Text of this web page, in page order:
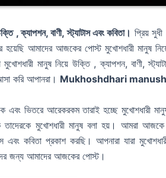
, ক্যাপশন, বাণী, স্ট্যাটাস এবং কবিতা। প্রিয়
হয়েছি আমাদের আজকের পোস্ট মুখোশধারী মানুষ
মুখোশধারী মানুষ নিয়ে উক্তি , ক্যাপশন, বাণী,
করি আপানরা। Mukhoshdhari
এবং ভিতরে আরেকরকম তারাই হচ্ছে মুখোশধারী
তাদেরকে মুখোশধারী মানুষ বলা হয়। আমরা
এবং কবিতা প্রকাশ করছি। আপনারা যারা
জন্য আমাদের আজকের পোস্ট।